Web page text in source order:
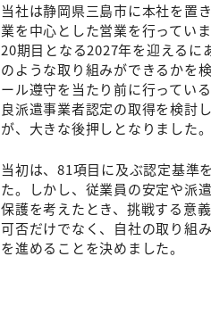
当社は静岡県三島市に本社を置
業を中心とした営業を行ってい
20期目となる2027年を迎えるに
のような取り組みができるかを
ール遵守を当たり前に行ってい
良派遣事業者認定の取得を検討
が、大きな後押しとなりました。
当初は、81項目に及ぶ認定基準
た。しかし、従業員の安定や派
保護を考えたとき、挑戦する意
可否だけでなく、自社の取り組
を進めることを決めました。